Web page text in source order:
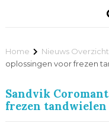
Home Nieuws Overzicht
oplossingen voor frezen
Sandvik
frezen tandwielen